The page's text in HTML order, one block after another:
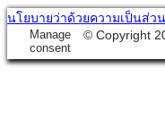
นโยบายว่าด้วยความเป็นส่ว
© Copyright
Manage
consent